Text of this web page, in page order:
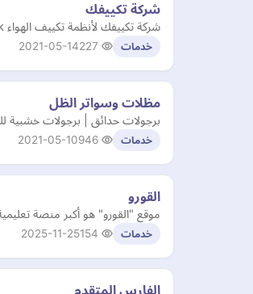
شركة تكييفك
شركة تكييفك لأنظمة تكييف الهواء takifak من ابرز واعرق الشركات التكييف فى توريد وتركيب جميع انظمة التكييف الهواء ‘ عبر السنوات نفدم افضل الحلول لاعملائنا يواكب العصر والتكنولوجيا ا…
خدمات 2021-05-14
مظلات وسواتر الظل
برجولات حدائق | برجولات خشبية
خدمات 2021-05-10
القورو
موقع "القورو" هو أكبر منصة
خدمات 2025-11-25
الفارس المتقدم